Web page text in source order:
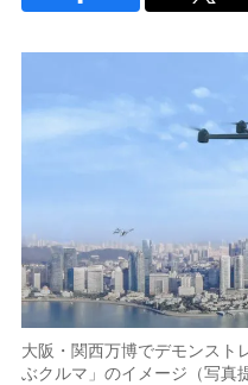
大阪・関西万博でデモンスト
ぶクルマ」のイメージ（写真